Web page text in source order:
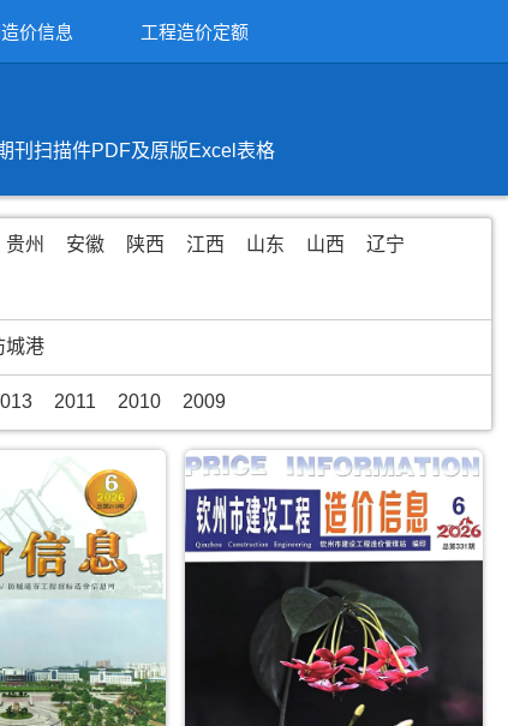
价信息 工程造价定额
刊扫描件PDF及原版Excel表格
贵州 安徽 陕西 江西 山东 山西 辽宁
城港
2011 2010 2009